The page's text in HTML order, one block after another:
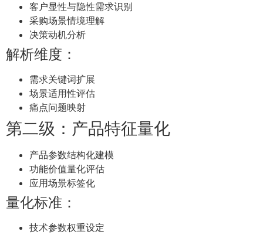
客户显性与隐性需求识别
采购场景情境理解
决策动机分析
解析维度：
需求关键词扩展
场景适用性评估
痛点问题映射
第二级：产品特征量化
产品参数结构化建模
功能价值量化评估
应用场景标签化
量化标准：
技术参数权重设定